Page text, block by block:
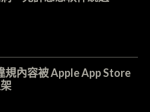
規內容被 Apple App Store